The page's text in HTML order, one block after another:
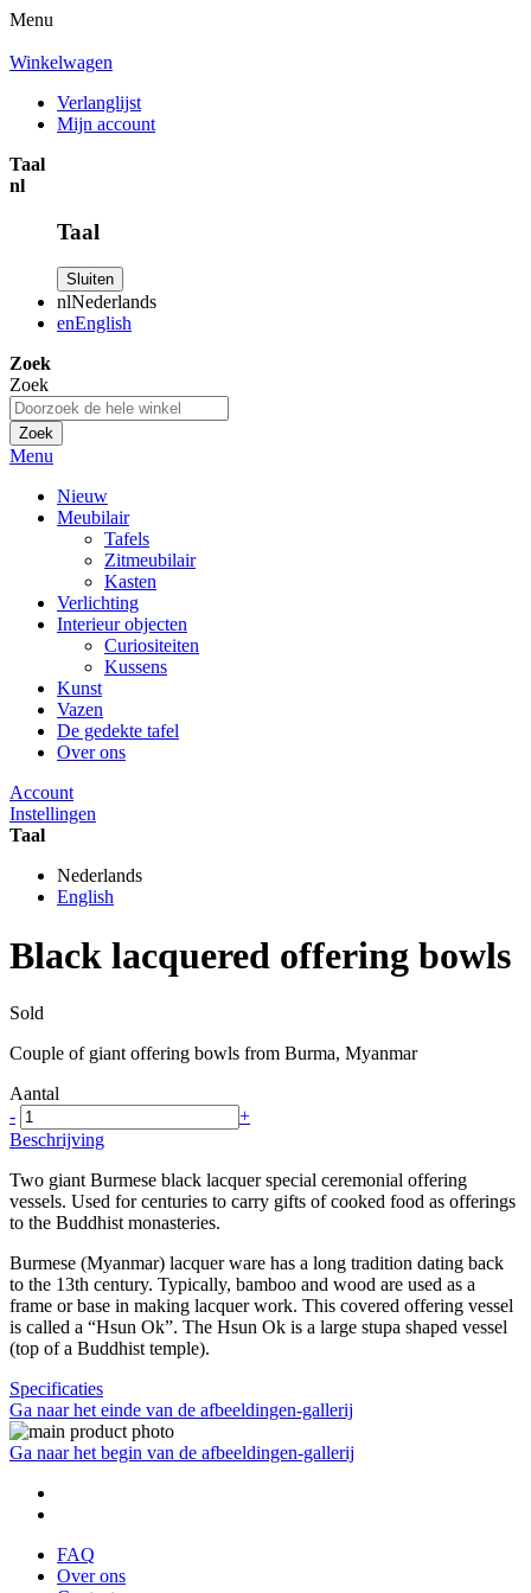
Menu
Winkelwagen
Verlanglijst
Mijn account
Taal
nl
Taal
Sluiten
nlNederlands
enEnglish
Zoek
Zoek
Zoek
Menu
Nieuw
Meubilair
Tafels
Zitmeubilair
Kasten
Verlichting
Interieur objecten
Curiositeiten
Kussens
Kunst
Vazen
De gedekte tafel
Over ons
Account
Instellingen
Taal
Nederlands
English
Black lacquered offering bowls
Sold
Couple of giant offering bowls from Burma, Myanmar
Aantal
-
+
Beschrijving
Two giant Burmese black lacquer special ceremonial offering
vessels. Used for centuries to carry gifts of cooked food as offerings
to the Buddhist monasteries.
Burmese (Myanmar) lacquer ware has a long tradition dating back
to the 13th century. Typically, bamboo and wood are used as a
frame or base in making lacquer work. This covered offering vessel
is called a “Hsun Ok”. The Hsun Ok is a large stupa shaped vessel
(top of a Buddhist temple).
Specificaties
Ga naar het einde van de afbeeldingen-gallerij
Ga naar het begin van de afbeeldingen-gallerij
FAQ
Over ons